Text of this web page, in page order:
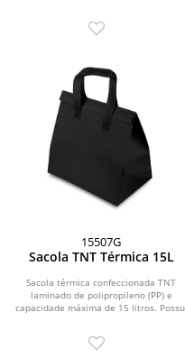
15507G
Sacola TNT Térmica 15L
Sacola térmica confeccionada TNT
laminado de polipropileno (PP) e
capacidade máxima de 15 litros.